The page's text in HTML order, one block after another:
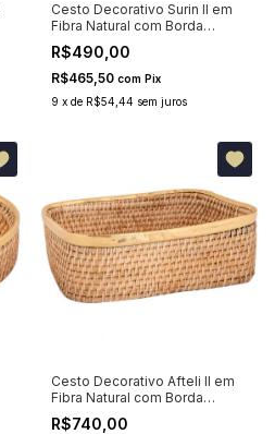
Cesto Decorativo Surin II em
Fibra Natural com Borda
Dourada 26x20cm
R$490,00
R$465,50 com Pix
9 x de R$54,44 sem juros
Cesto Decorativo Afteli II em
Fibra Natural com Borda
Dourada 46x34cm
R$740,00